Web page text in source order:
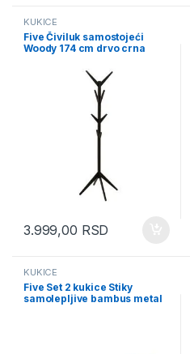
KUKICE
Five Čiviluk samostojeći
Woody 174 cm drvo crna
3.999,00 RSD
KUKICE
Five Set 2 kukice Stiky
samolepljive bambus metal